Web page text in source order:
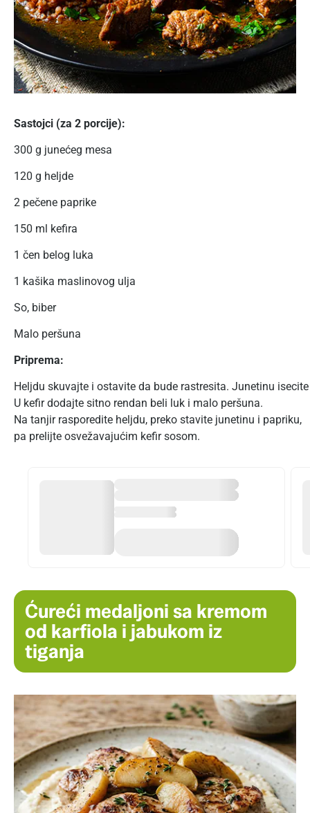
Sastojci (za 2 porcije):
300 g junećeg mesa
120 g heljde
2 pečene paprike
150 ml kefira
1 čen belog luka
1 kašika maslinovog ulja
So, biber
Malo peršuna
Priprema:
Heljdu skuvajte i ostavite da bude rastresita. Junetinu
U kefir dodajte sitno rendan beli luk i malo peršuna.
Na tanjir rasporedite heljdu, preko stavite junetinu i papriku,
pa prelijte osvežavajućim kefir sosom.
Ćureći medaljoni sa kremom
od karfiola i jabukom iz
tiganja